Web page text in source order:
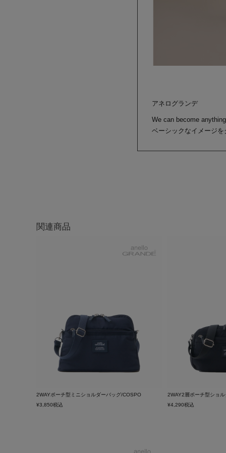
アネログランデ
We can become
ベーシックなイメージ
関連商品
2WAYポーチ型ミニショルダーバッグ/COSPO
¥3,850税込
2WAY2層ポーチ型ショ
¥4,290税込